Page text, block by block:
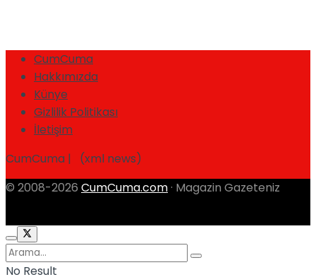
CumCuma
Hakkımızda
Künye
Gizlilik Politikası
İletişim
CumCuma | (xml news)
© 2008-2026 CumCuma.com · Magazin Gazeteniz
No Result